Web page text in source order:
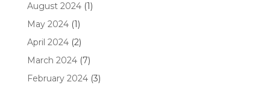
August 2024(1)
May 2024(1)
April 2024(2)
March 2024(7)
February 2024(3)